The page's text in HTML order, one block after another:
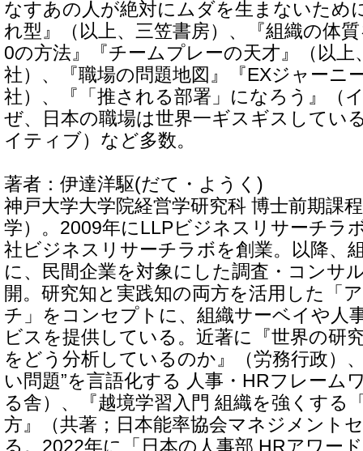
なすあの人が絶対にムダを生まないため
れ型』（以上、三笠書房）、『組織の体
0の方法』『チームプレーの天才』（以
社）、『職場の問題地図』『EXジャーニ
社）、『「推される部署」になろう』（
ぜ、日本の職場は世界一ギスギスしてい
イティブ）など多数。
著者：伊達洋駆(だて・ようく)
神戸大学大学院経営学研究科 博士前期課
学）。2009年にLLPビジネスリサーチラ
社ビジネスリサーチラボを創業。以降、
に、民間企業を対象にした調査・コンサ
開。研究知と実践知の両方を活用した「
チ」をコンセプトに、組織サーベイや人
ビスを提供している。近著に『世界の研
をどう分析しているのか』（労務行政）
い問題”を言語化する 人事・HRフレーム
る舎）、『越境学習入門 組織を強くする
方』（共著；日本能率協会マネジメント
る。2022年に「日本の人事部 HRアワー